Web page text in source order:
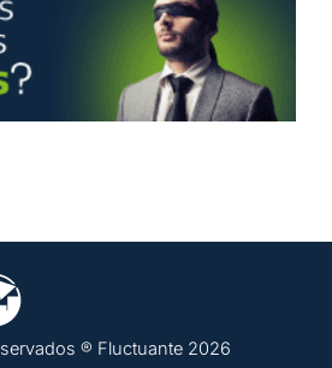
® Fluctuante 2026